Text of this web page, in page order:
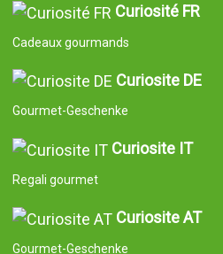
Curiosité FR
Cadeaux gourmands
Curiosite DE
Gourmet-Geschenke
Curiosite IT
Regali gourmet
Curiosite AT
Gourmet-Geschenke